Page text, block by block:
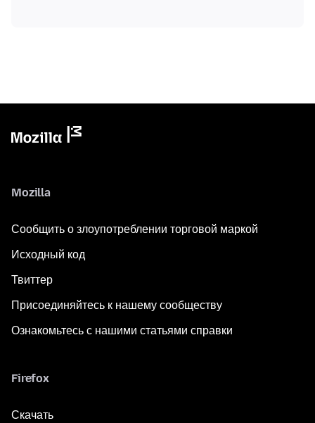
Mozilla
Сообщить о злоупотреблении торговой маркой
Исходный код
Твиттер
Присоединяйтесь к нашему сообществу
Ознакомьтесь с нашими статьями справки
Firefox
Скачать